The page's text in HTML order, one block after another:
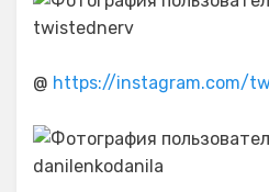
@ https://instagram.com/